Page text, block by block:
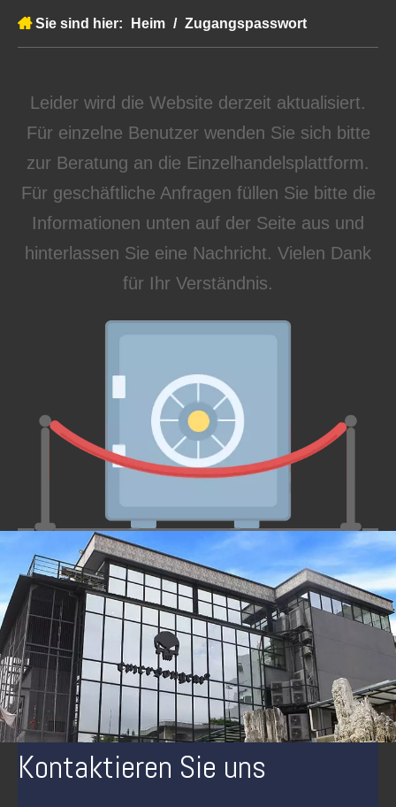
Sie sind hier: Heim / Zugangspasswort
Leider wird die Website derzeit aktualisiert.
Für einzelne Benutzer wenden Sie sich bitte
zur Beratung an die Einzelhandelsplattform.
Für geschäftliche Anfragen füllen Sie bitte die
Informationen unten auf der Seite aus und
hinterlassen Sie eine Nachricht. Vielen Dank
für Ihr Verständnis.
Kontaktieren Sie uns